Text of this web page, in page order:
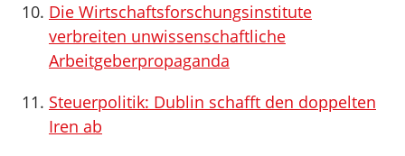
Die Wirtschaftsforschungsinstitute
verbreiten unwissenschaftliche
Arbeitgeberpropaganda
Steuerpolitik: Dublin schafft den doppelten
Iren ab